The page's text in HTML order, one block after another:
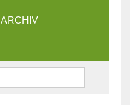
ARCHIV